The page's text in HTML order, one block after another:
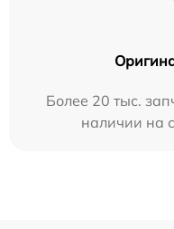
Более 20 тыс.
наличии на